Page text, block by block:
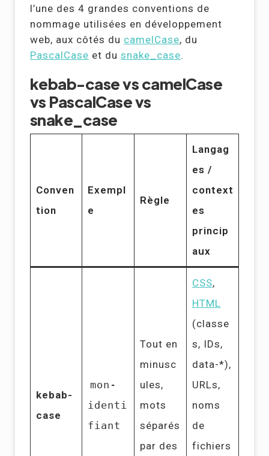
l’une des 4 grandes conventions de
nommage utilisées en développement
web, aux côtés du camelCase, du
PascalCase et du snake_case.
kebab-case vs camelCase
vs PascalCase vs
snake_case
Conven
tion
Exempl
e
Règle
Langag
es /
context
es
princip
aux
kebab-
case
mon-
identi
fiant
Tout en
minusc
ules,
mots
séparés
par des
CSS,
HTML
(classe
s, IDs,
data-*),
URLs,
noms
de
fichiers